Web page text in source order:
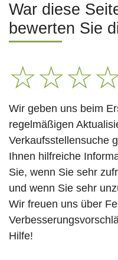
War diese
bewerten Sie
☆☆☆
Wir geben uns beim
regelmäßigen
Verkaufsstellensuche
Ihnen hilfreiche
Sie, wenn Sie sehr
und wenn Sie sehr
Wir freuen uns über
Hilfe!